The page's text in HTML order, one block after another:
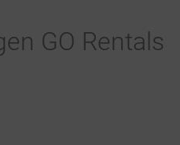
GO Rentals